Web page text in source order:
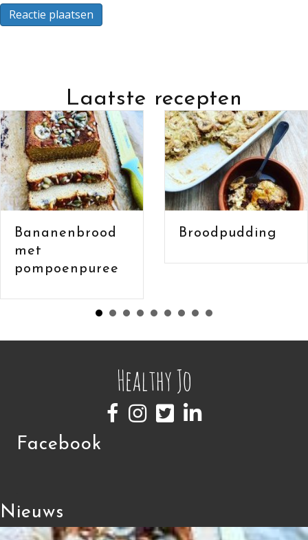
Laatste recepten
Broodpudding
Bananenbrood
Facebook
Nieuws